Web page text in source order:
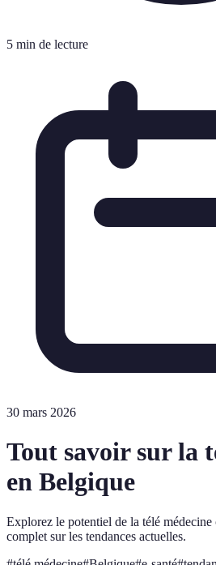
5 min de lecture
30 mars 2026
Tout savoir sur la
en Belgique
Explorez le potentiel de la télé
complet sur les tendances actuelles.